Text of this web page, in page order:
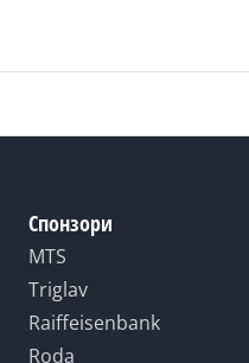
Спонзори
MTS
Triglav
Raiffeisenbank
Roda